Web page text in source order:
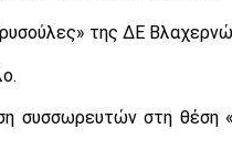
της ΔΕ
συσσωρευτών στη θέση